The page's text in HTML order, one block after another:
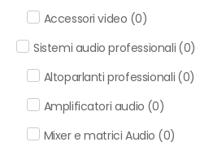
Accessori video (0)
Sistemi audio professionali (0)
Altoparlanti professionali (0)
Amplificatori audio (0)
Mixer e matrici Audio (0)